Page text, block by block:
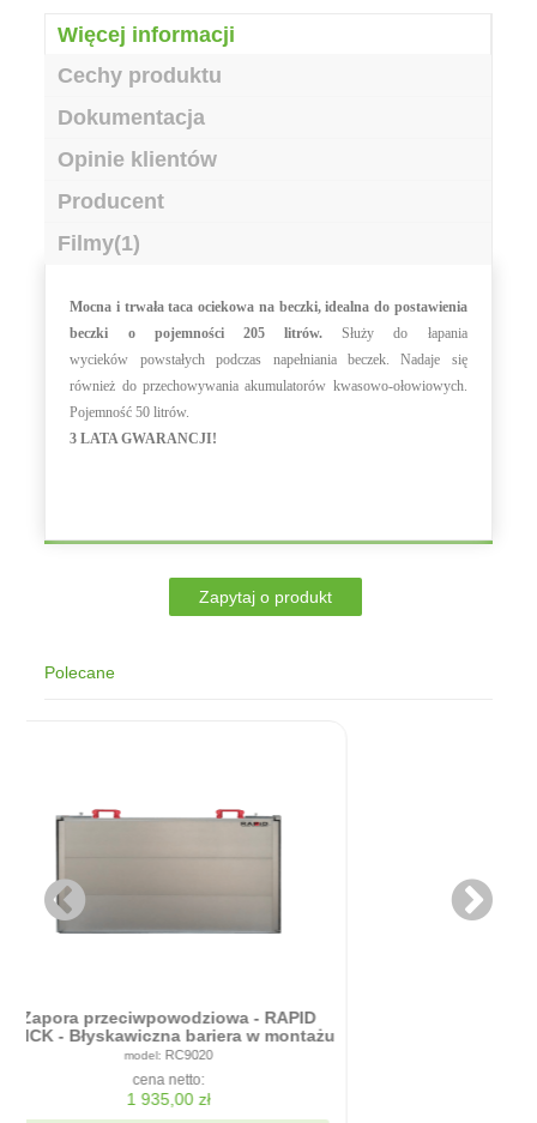
Więcej informacji
Cechy produktu
Dokumentacja
Opinie klientów
Producent
Filmy(1)
Mocna i trwała taca ociekowa na beczki, idealna do postawienia
beczki o pojemności 205 litrów. Służy do łapania
wycieków powstałych podczas napełniania beczek. Nadaje się
również do przechowywania akumulatorów kwasowo-ołowiowych.
Pojemność 50 litrów.
3 LATA GWARANCJI!
Polecane
przeciwpowodziowa - RAPID
- Błyskawiczna bariera w montażu
90cm x 20cm
RC9020
cena netto:
1 935,00 zł